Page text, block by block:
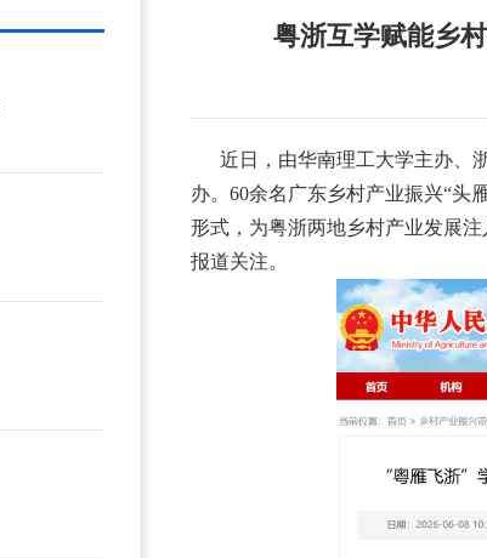
粤浙互学赋能乡
近日，由华南理工大学主办、
办。 60余名广东乡村产业振兴“头
形式，为粤浙两地乡村产业发展
报道关注。